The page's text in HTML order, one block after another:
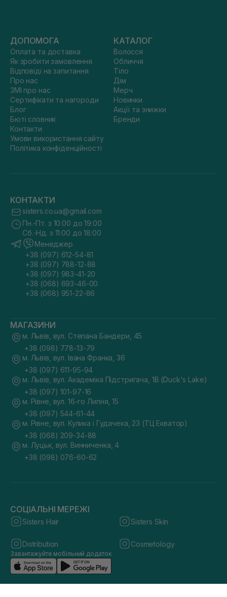
ДОПОМОГА
Оплата та доставка
Як зробити замовлення
Відповіді на запитання
Про нас
ЗМІ про нас
Сертифікати та нагороди
Блог
Бюті словник
Контакти
Умови використання сайту
Політика конфіденційності
КАТАЛОГ
Волосся
Обличчя
Тіло
Дім
Мерч
Новинки
Акції та знижки
Бренди
КОНТАКТИ
sisters.co.ua@gmail.com
Пн.-Пт. з 10:00 до 19:00
Сб.-Нд. з 11:00 до 18:00
Менеджер
+38 (097) 612-54-81
+38 (097) 788-12-88
+38 (097) 983-41-20
+38 (068) 693-46-00
+38 (068) 951-22-86
МАГАЗИНИ
м. Львів, вул. Степана Бандери, 45
+38 (098) 778-13-79
м. Львів, вул. Івана Франка, 36
+38 (097) 611-95-94
м. Львів, вул. Академіка Підстригача, 1В (Duck's Lake)
+38 (097) 101-97-16
м. Рівне, вул. 16-го Липня, 15
+38 (097) 544-61-44
м. Рівне, вул. Кулика і Гудачека, 23 (ТЦ Екватор)
+38 (068) 209-34-88
м. Луцьк, вул. Винниченка, 4
+38 (098) 076-60-62
СОЦІАЛЬНІ МЕРЕЖІ
Sisters Hair Sisters Skin
Distribution Cosmetology
Завантажуйте мобільний додаток